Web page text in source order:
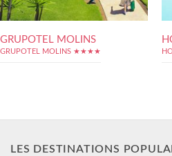
GRUPOTEL MOLINS
GRUPOTEL MOLINS ★★★★
LES DESTINATIONS